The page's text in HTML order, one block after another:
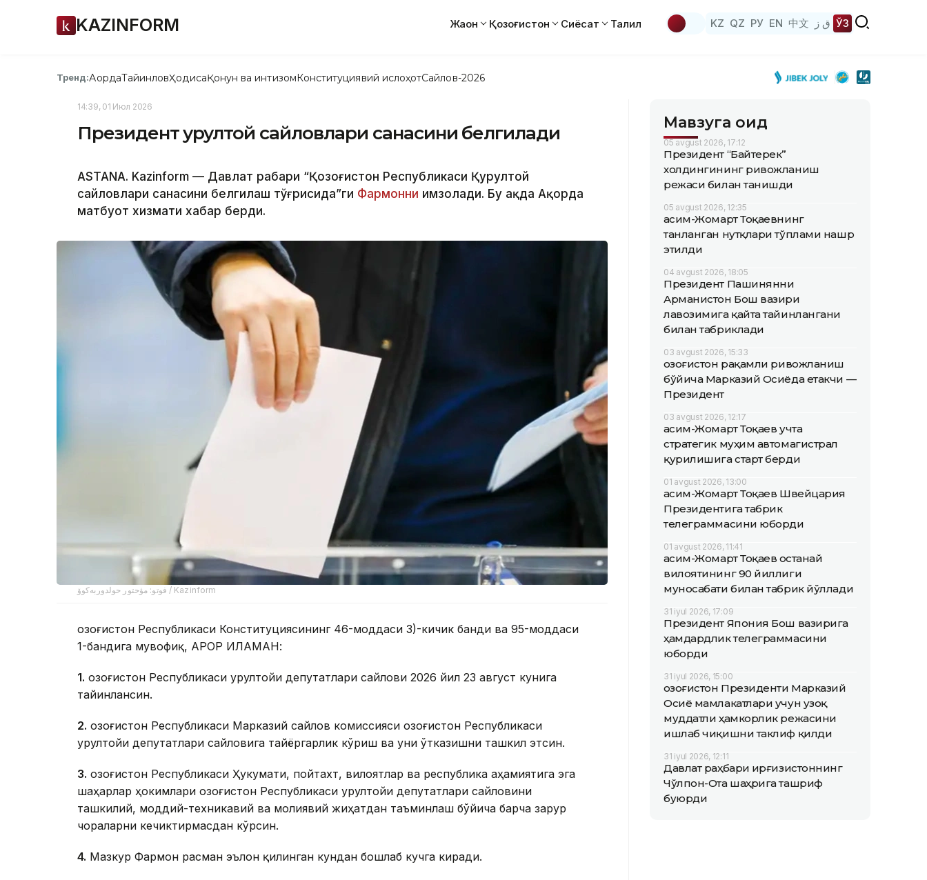
KAZINFORM Жаҳон Қозоғистон Сиёсат Таҳлил KZ QZ РУ EN 中文 ق ز ЎЗ
Тренд:АқордаТайинловҲодисаҚонун ва интизомКонституциявий ислоҳотСайлов-2026
14:39, 01 Июл 2026
Президент Қурултой сайловлари санасини белгилади
ASTANA. Kazinform — Давлат раҳбари “Қозоғистон Республикаси Қурултой
сайловлари санасини белгилаш тўғрисида”ги Фармонни имзолади. Бу ҳақда Ақорда
матбуот хизмати хабар берди.
فوتو: مۋحتور حولدوربەكوۆ / Kazinform
Қозоғистон Республикаси Конституциясининг 46-моддаси 3)-кичик банди ва 95-моддаси
1-бандига мувофиқ, ҚАРОР ҚИЛАМАН:
1. Қозоғистон Республикаси Қурултойи депутатлари сайлови 2026 йил 23 август кунига
тайинлансин.
2. Қозоғистон Республикаси Марказий сайлов комиссияси Қозоғистон Республикаси
Қурултойи депутатлари сайловига тайёргарлик кўриш ва уни ўтказишни ташкил этсин.
3. Қозоғистон Республикаси Ҳукумати, пойтахт, вилоятлар ва республика аҳамиятига эга
шаҳарлар ҳокимлари Қозоғистон Республикаси Қурултойи депутатлари сайловини
ташкилий, моддий-техникавий ва молиявий жиҳатдан таъминлаш бўйича барча зарур
чораларни кечиктирмасдан кўрсин.
4. Мазкур Фармон расман эълон қилинган кундан бошлаб кучга киради.
Мавзуга оид
05 avgust 2026, 17:12
Президент “Байтерек”
холдингининг ривожланиш
режаси билан танишди
05 avgust 2026, 12:35
Қасим-Жомарт Тоқаевнинг
танланган нутқлари тўплами нашр
этилди
04 avgust 2026, 18:05
Президент Пашинянни
Арманистон Бош вазири
лавозимига қайта тайинлангани
билан табриклади
03 avgust 2026, 15:33
Қозоғистон рақамли ривожланиш
бўйича Марказий Осиёда етакчи —
Президент
03 avgust 2026, 12:17
Қасим-Жомарт Тоқаев учта
стратегик муҳим автомагистрал
қурилишига старт берди
01 avgust 2026, 13:00
Қасим-Жомарт Тоқаев Швейцария
Президентига табрик
телеграммасини юборди
01 avgust 2026, 11:41
Қасим-Жомарт Тоқаев Қостанай
вилоятининг 90 йиллиги
муносабати билан табрик йўллади
31 iyul 2026, 17:09
Президент Япония Бош вазирига
ҳамдардлик телеграммасини
юборди
31 iyul 2026, 15:00
Қозоғистон Президенти Марказий
Осиё мамлакатлари учун узоқ
муддатли ҳамкорлик режасини
ишлаб чиқишни таклиф қилди
31 iyul 2026, 12:11
Давлат раҳбари Қирғизистоннинг
Чўлпон-Ота шаҳрига ташриф
буюрди